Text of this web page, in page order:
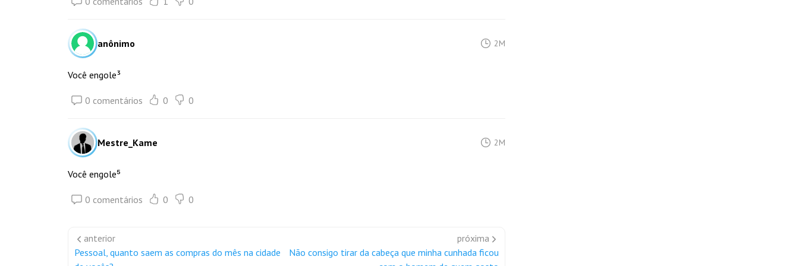
anônimo 2M
Você engole³
0 comentários 0 0
Mestre_Kame 2M
Você engole⁵
0 comentários 0 0
anterior
Pessoal, quanto saem as compras do mês na cidade
próxima
Não consigo tirar da cabeça que minha cunhada ficou